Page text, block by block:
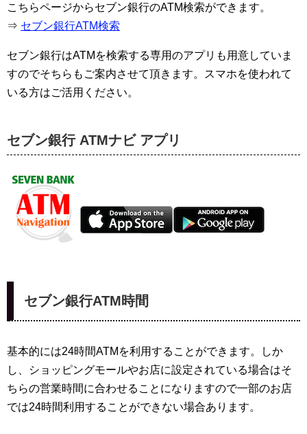
こちらページからセブン銀行のATM検索ができます。
⇒ セブン銀行ATM検索
セブン銀行はATMを検索する専用のアプリも用意していま
すのでそちらもご案内させて頂きます。スマホを使われて
いる方はご活用ください。
セブン銀行 ATMナビ アプリ
セブン銀行ATM時間
基本的には24時間ATMを利用することができます。しか
し、ショッピングモールやお店に設定されている場合はそ
ちらの営業時間に合わせることになりますので一部のお店
では24時間利用することができない場合あります。